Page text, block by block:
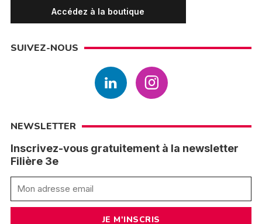
Accédez à la boutique
SUIVEZ-NOUS
NEWSLETTER
Inscrivez-vous gratuitement à la newsletter
Filière 3e